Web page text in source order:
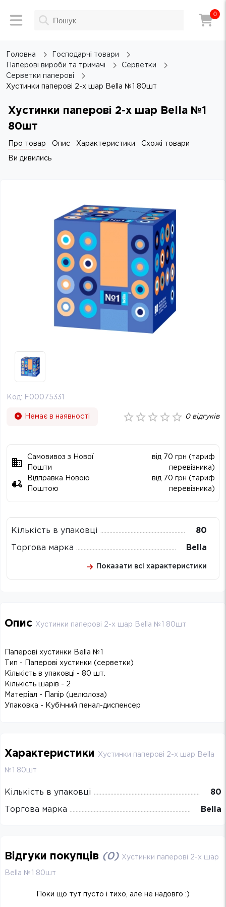
0
Головна
Господарчі товари
Паперові вироби та тримачі
Серветки
Серветки паперові
Хустинки паперові 2-х шар Bella №1 80шт
Хустинки паперові 2-х шар Bella №1
80шт
Про товар Опис Характеристики Схожі товари
Ви дивились
Код: F00075331
Немає в наявності 0відгуків
Самовивоз з Нової
Пошти
від 70 грн (тариф
перевізника)
Відправка Новою
Поштою
від 70 грн (тариф
перевізника)
Кількість в упаковці 80
Торгова марка Bella
Показати всі характеристики
Опис Хустинки паперові 2-х шар Bella №1 80шт
Паперові хустинки Bella №1
Тип - Паперові хустинки (серветки)
Кількість в упаковці - 80 шт.
Кількість шарів - 2
Матеріал - Папір (целюлоза)
Упаковка - Кубічний пенал-диспенсер
Характеристики Хустинки паперові 2-х шар Bella
№1 80шт
Кількість в упаковці 80
Торгова марка Bella
Відгуки покупців (0) Хустинки паперові 2-х шар
Bella №1 80шт
Поки що тут пусто і тихо, але не надовго :)